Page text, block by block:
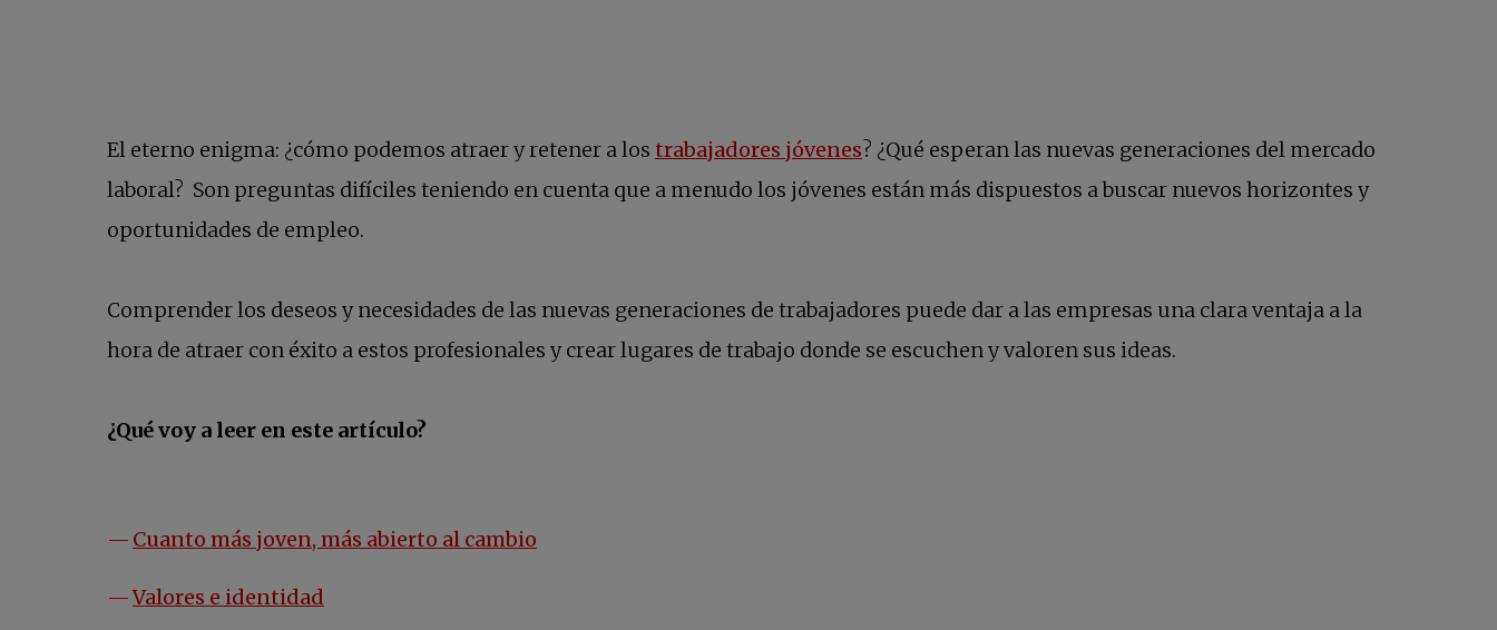
El eterno enigma: ¿cómo podemos atraer y retener a los trabajadores jóvenes? ¿Qué esperan las nuevas generaciones del mercado
laboral? Son preguntas difíciles teniendo en cuenta que a menudo los jóvenes están más dispuestos a buscar nuevos horizontes y
oportunidades de empleo.
Comprender los deseos y necesidades de las nuevas generaciones de trabajadores puede dar a las empresas una clara ventaja a la
hora de atraer con éxito a estos profesionales y crear lugares de trabajo donde se escuchen y valoren sus ideas.
¿Qué voy a leer en este artículo?
Cuanto más joven, más abierto al cambio
Valores e identidad